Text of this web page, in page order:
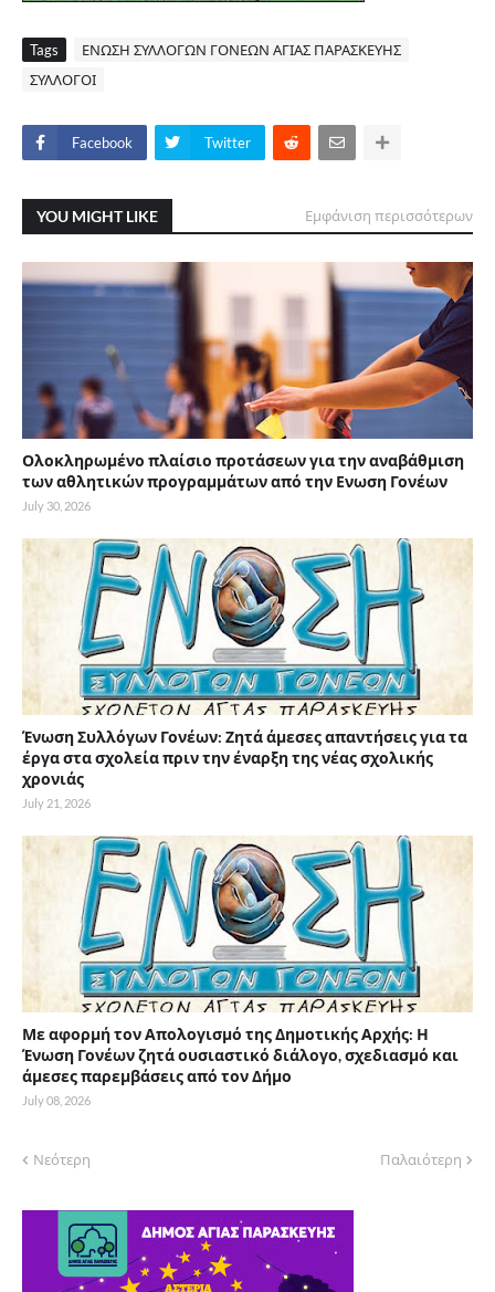
Tags
ΕΝΩΣΗ ΣΥΛΛΟΓΩΝ ΓΟΝΕΩΝ ΑΓΙΑΣ ΠΑΡΑΣΚΕΥΗΣ
ΣΥΛΛΟΓΟΙ
Facebook Twitter
YOU MIGHT LIKE Εμφάνιση περισσότερων
Ολοκληρωμένο πλαίσιο προτάσεων για την αναβάθμιση
των αθλητικών προγραμμάτων από την Ενωση Γονέων
July 30, 2026
Ένωση Συλλόγων Γονέων: Ζητά άμεσες απαντήσεις για τα
έργα στα σχολεία πριν την έναρξη της νέας σχολικής
χρονιάς
July 21, 2026
Με αφορμή τον Απολογισμό της Δημοτικής Αρχής: Η
Ένωση Γονέων ζητά ουσιαστικό διάλογο, σχεδιασμό και
άμεσες παρεμβάσεις από τον Δήμο
July 08, 2026
Νεότερη Παλαιότερη